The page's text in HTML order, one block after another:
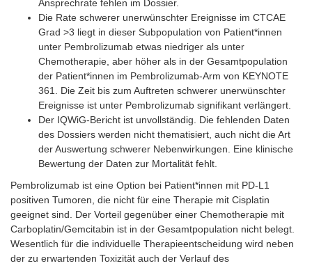
Ansprechrate fehlen im Dossier.
Die Rate schwerer unerwünschter Ereignisse im CTCAE
Grad >3 liegt in dieser Subpopulation von Patient*innen
unter Pembrolizumab etwas niedriger als unter
Chemotherapie, aber höher als in der Gesamtpopulation
der Patient*innen im Pembrolizumab-Arm von KEYNOTE
361. Die Zeit bis zum Auftreten schwerer unerwünschter
Ereignisse ist unter Pembrolizumab signifikant verlängert.
Der IQWiG-Bericht ist unvollständig. Die fehlenden Daten
des Dossiers werden nicht thematisiert, auch nicht die Art
der Auswertung schwerer Nebenwirkungen. Eine klinische
Bewertung der Daten zur Mortalität fehlt.
Pembrolizumab ist eine Option bei Patient*innen mit PD-L1
positiven Tumoren, die nicht für eine Therapie mit Cisplatin
geeignet sind. Der Vorteil gegenüber einer Chemotherapie mit
Carboplatin/Gemcitabin ist in der Gesamtpopulation nicht belegt.
Wesentlich für die individuelle Therapieentscheidung wird neben
der zu erwartenden Toxizität auch der Verlauf des